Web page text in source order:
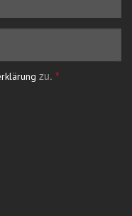
zu. *